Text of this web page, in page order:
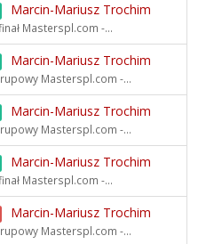
Marcin-Mariusz Trochim
Masterspl.com -...
Marcin-Mariusz Trochim
Masterspl.com -...
Marcin-Mariusz Trochim
Masterspl.com -...
Marcin-Mariusz Trochim
Masterspl.com -...
Marcin-Mariusz Trochim
Masterspl.com -...